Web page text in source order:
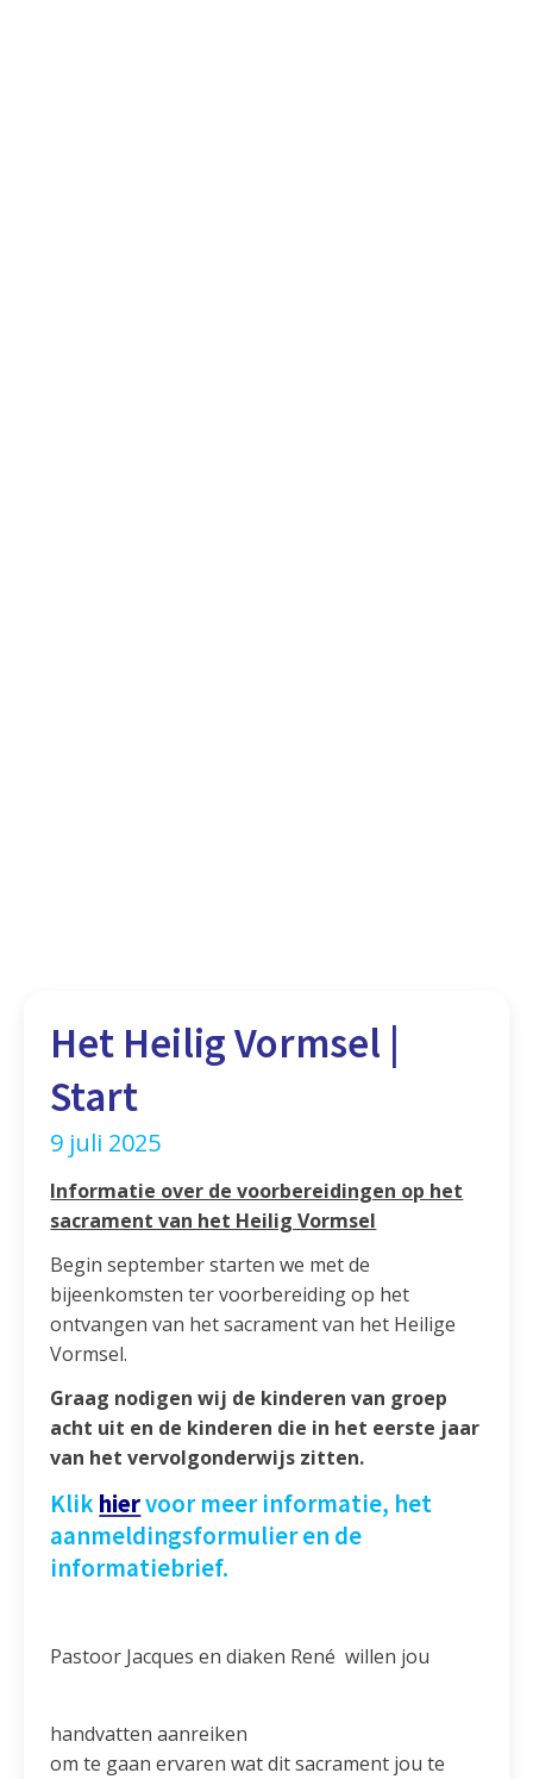
Het Heilig Vormsel |
Start
9 juli 2025
Informatie over de voorbereidingen op het
sacrament van het Heilig Vormsel
Begin september starten we met de
bijeenkomsten ter voorbereiding op het
ontvangen van het sacrament van het Heilige
Vormsel.
Graag nodigen wij de kinderen van groep
acht uit en de kinderen die in het eerste jaar
van het vervolgonderwijs zitten.
Klikhiervoor meer informatie, het
aanmeldingsformulier en de
informatiebrief.
Pastoor Jacquesen diaken René willen jou
handvatten aanreiken
om te gaan ervaren wat dit sacrament jou te